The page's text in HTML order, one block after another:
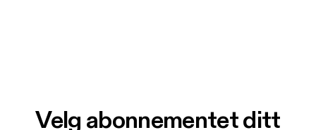
Velg abonnementet ditt